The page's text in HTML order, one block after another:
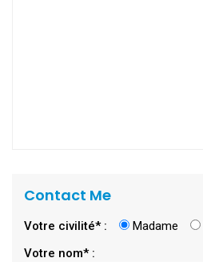
Contact Me
Votre civilité* : Madame
Votre nom* :